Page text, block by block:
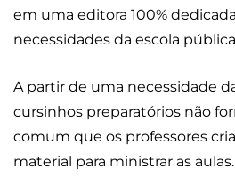
em uma editora 100%
necessidades da escola
A partir de uma necessidade
cursinhos preparatórios não
comum que os professores
material para ministrar as